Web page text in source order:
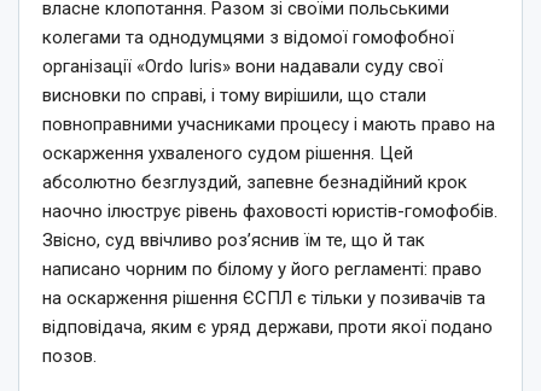
власне клопотання. Разом зі своїми польськими
колегами та однодумцями з відомої гомофобної
організації «Ordo Iuris» вони надавали суду свої
висновки по справі, і тому вирішили, що стали
повноправними учасниками процесу і мають право на
оскарження ухваленого судом рішення. Цей
абсолютно безглуздий, запевне безнадійний крок
наочно ілюструє рівень фаховості юристів-гомофобів.
Звісно, суд ввічливо роз’яснив їм те, що й так
написано чорним по білому у його регламенті: право
на оскарження рішення ЄСПЛ є тільки у позивачів та
відповідача, яким є уряд держави, проти якої подано
позов.